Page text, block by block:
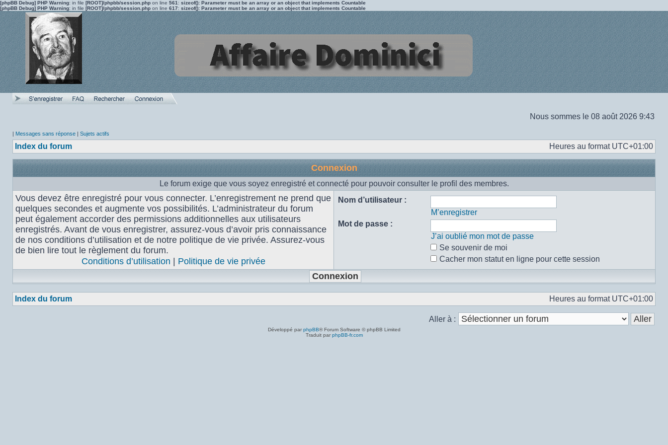
[phpBB Debug] PHP Warning: in file [ROOT]/phpbb/session.php on line 561 : sizeof(): Parameter must be an array or an object that implements Countable
[phpBB Debug] PHP Warning: in file [ROOT]/phpbb/session.php on line 617: sizeof(): Parameter must be an array or an object that implements Countable
Nous sommes le 08 août 2026 9:43
| Messages sans réponse | Sujets actifs
Index du forum Heures au format UTC+01:00
Connexion
Le forum exige que vous soyez enregistré et connecté pour pouvoir consulter le profil des membres.
Vous devez être enregistré pour vous connecter. L’enregistrement ne prend que
quelques secondes et augmente vos possibilités. L’administrateur du forum
peut également accorder des permissions additionnelles aux utilisateurs
enregistrés. Avant de vous enregistrer, assurez-vous d’avoir pris connaissance
de nos conditions d’utilisation et de notre politique de vie privée. Assurez-vous
de bien lire tout le règlement du forum.
Conditions d’utilisation
Politique de vie privée
Nom d’utilisateur :
M’enregistrer
Mot de passe :
J’ai oublié mon mot de passe
Se souvenir de moi
Cacher mon statut en ligne pour cette session
Index du forum Heures au format UTC+01:00
Aller à :
Développé par phpBB® Forum Software © phpBB Limited
Traduit par phpBB-fr.com